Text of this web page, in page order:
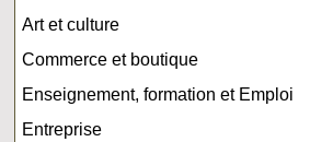
Art et culture
Commerce et boutique
Enseignement, formation et Emploi
Entreprise